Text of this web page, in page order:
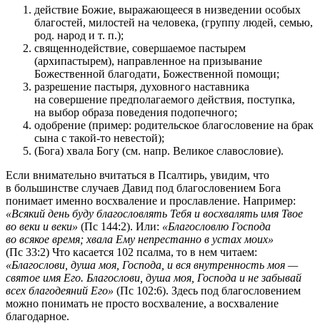
действие Божие, выражающееся в низведении особых
благостей, милостей на человека, (группу людей, семью,
род. народ и т. п.);
священнодействие, совершаемое пастырем
(архипастырем), направленное на призывание
Божественной благодати, Божественной помощи;
разрешение пастыря, духовного наставника
на совершение предполагаемого действия, поступка,
на выбор образа поведения подопечного;
одобрение (пример: родительское благословение на брак
сына с такой-то невестой);
(Бога) хвала Богу (см. напр. Великое славословие).
Если внимательно вчитаться в Псалтирь, увидим, что
в большинстве случаев Давид под благословением Бога
понимает именно восхваление и прославление. Например:
«Всякий день буду благословлять Тебя и восхвалять имя Твое
во веки и веки» (Пс 144:2). Или: «Благословлю Господа
во всякое время; хвала Ему непрестанно в устах моих»
(Пс 33:2) Что касается 102 псалма, то в нем читаем:
«Благослови, душа моя, Господа, и вся внутренность моя —
святое имя Его. Благослови, душа моя, Господа и не забывай
всех благодеяний Его» (Пс 102:6). Здесь под благословением
можно понимать не просто восхваление, а восхваление
благодарное.